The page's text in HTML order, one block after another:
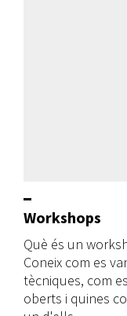
Workshops
Què és un
Coneix com es
tècniques, com
oberts i quines